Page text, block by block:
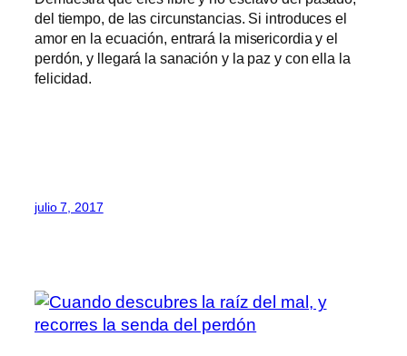
del tiempo, de las circunstancias. Si introduces el
amor en la ecuación, entrará la misericordia y el
perdón, y llegará la sanación y la paz y con ella la
felicidad.
julio 7, 2017